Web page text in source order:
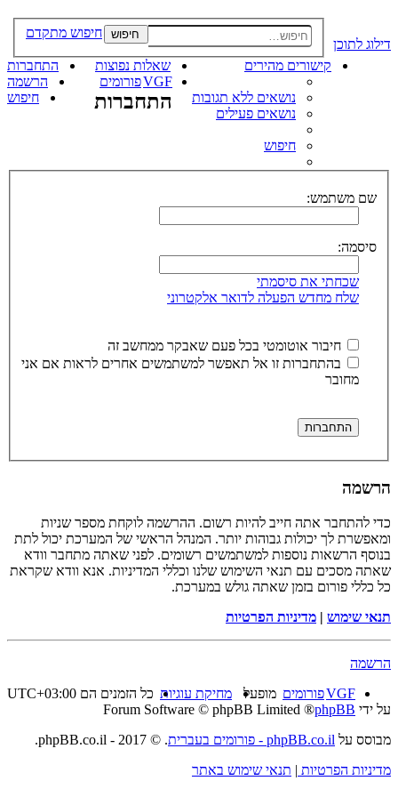
דילוג לתוכן
חיפוש חיפוש מתקדם
קישורים מהירים
נושאים ללא תגובות
נושאים פעילים
חיפוש
שאלות נפוצות
התחברות
הרשמה
VGFפורומים
חיפוש
התחברות
שם משתמש:
סיסמה:
שכחתי את סיסמתי
שלח מחדש הפעלה לדואר אלקטרוני
חיבור אוטומטי בכל פעם שאבקר ממחשב זה
בהתחברות זו אל תאפשר למשתמשים אחרים לראות אם אני
מחובר
הרשמה
כדי להתחבר אתה חייב להיות רשום. ההרשמה לוקחת מספר שניות
ומאפשרת לך יכולות גבוהות יותר. המנהל הראשי של המערכת יכול לתת
בנוסף הרשאות נוספות למשתמשים רשומים. לפני שאתה מתחבר וודא
שאתה מסכים עם תנאי השימוש שלנו וכללי המדיניות. אנא וודא שקראת
כל כללי פורום בזמן שאתה גולש במערכת.
תנאי שימוש | מדיניות הפרטיות
הרשמה
VGFפורומים כל הזמנים הם UTC+03:00 מחיקת עוגיות
מופעל
על ידי phpBB
® Forum Software © phpBB Limited
מבוסס על phpBB.co.il - פורומים בעברית
. © 2017 - phpBB.co.il.
מדיניות הפרטיות | תנאי שימוש באתר